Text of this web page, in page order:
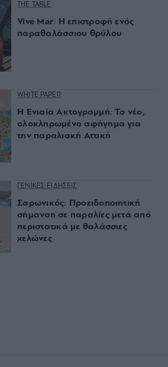
THE TABLE
Vive Mar: Η επιστροφή ενός
παραθαλάσσιου θρύλου
WHITE PAPER
Η Ενιαία Ακτογραμμή: Το νέο,
ολοκληρωμένο αφήγημα για
την παραλιακή Αττική
ΓΕΝΙΚΕΣ ΕΙΔΗΣΕΙΣ
Σαρωνικός: Προειδοποιητική
σήμανση σε παραλίες μετά από
περιστατικά με θαλάσσιες
χελώνες